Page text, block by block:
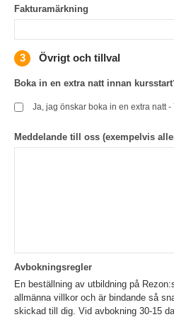
Fakturamärkning
Övrigt och tillval
Boka in en extra natt innan
Ja, jag önskar boka in en extra natt -
Meddelande till oss (exempelvis
Avbokningsregler
En beställning av utbildning på
allmänna villkor och är bindande så
skickad till dig. Vid avbokning 30-15